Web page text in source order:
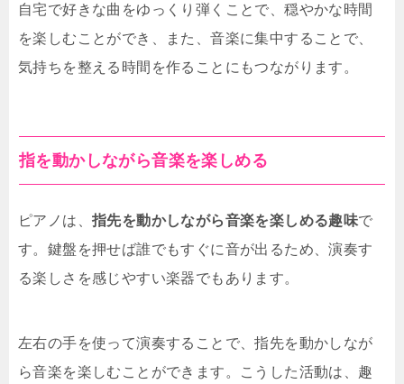
自宅で好きな曲をゆっくり弾くことで、穏やかな時間
を楽しむことができ、また、音楽に集中することで、
気持ちを整える時間を作ることにもつながります。
指を動かしながら音楽を楽しめる
ピアノは、 指先を動かしながら音楽を楽しめる趣味で
す。鍵盤を押せば誰でもすぐに音が出るため、演奏す
る楽しさを感じやすい楽器でもあります。
左右の手を使って演奏することで、指先を動かしなが
ら音楽を楽しむことができます。こうした活動は、趣